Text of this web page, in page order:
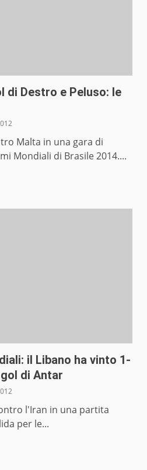
di Destro e Peluso: le
Malta in una gara di
Mondiali di Brasile 2014....
il Libano ha vinto 1-
di Antar
l'Iran in una partita
per le...